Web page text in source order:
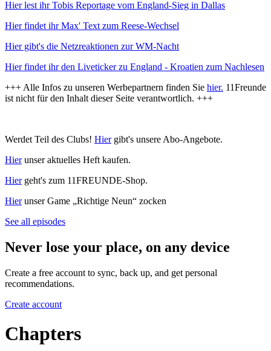
Hier lest ihr Tobis Reportage vom England-Sieg in Dallas
Hier findet ihr Max' Text zum Reese-Wechsel
Hier gibt's die Netzreaktionen zur WM-Nacht
Hier findet ihr den Liveticker zu England - Kroatien zum Nachlesen
+++ Alle Infos zu unseren Werbepartnern finden Sie hier. 11Freunde
ist nicht für den Inhalt dieser Seite verantwortlich. +++
Werdet Teil des Clubs! Hiergibt's unsere Abo-Angebote.
Hierunser aktuelles Heft kaufen.
Hiergeht's zum 11FREUNDE-Shop.
Hierunser Game „Richtige Neun“ zocken
See all episodes
Never lose your place, on any device
Create a free account to sync, back up, and get personal
recommendations.
Create account
Chapters